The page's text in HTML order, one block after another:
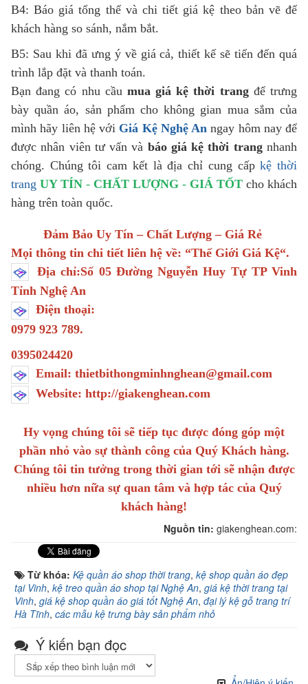
B4: Báo giá tổng thể và chi tiết giá kệ theo bản vẽ để
khách hàng so sánh, nắm bắt.
B5: Sau khi đã ưng ý về giá cả, thiết kế sẽ tiến đến quá
trình lắp đặt và thanh toán.
Bạn đang có nhu cầu mua giá kệ thời trang để trưng
bày quần áo, sản phẩm cho không gian mua sắm của
mình hãy liên hệ với Giá Kệ Nghệ An ngay hôm nay để
được nhân viên tư vấn và báo giá kệ thời trangnhanh
chóng. Chúng tôi cam kết là địa chỉ cung cấpkệ thời
trang UY TÍN - CHẤT LƯỢNG - GIÁ TỐT cho khách
hàng trên toàn quốc.
Đảm Bảo Uy Tín – Chất Lượng – Giá Rẻ
Mọi thông tin chi tiết liên hệ về: “Thế Giới Giá Kệ“.
Địa chỉ:Số 05 Đường Nguyễn Huy Tự TP Vinh
Tỉnh Nghệ An
Điện thoại:
0979 923 789.
0395024420
Email: thietbithongminhnghean@gmail.com
Website: http://giakenghean.com
Hy vọng chúng tôi sẽ tiếp tục được đóng góp một
phần nhỏ vào sự thành công của Quý Khách hàng.
Chúng tôi tin tưởng trong thời gian tới sẽ nhận được
nhiều hơn nữa sự quan tâm và hợp tác của Quý
khách hàng!
Nguồn tin: giakenghean.com:
Từ khóa: Kệ quần áo shop thời trang, kệ shop quần áo đẹp
tại Vinh, kệ treo quần áo shop tại Nghệ An, giá kệ thời trang tại
Vinh, giá kệ shop quần áo giá tốt Nghệ An, đại lý kệ gỗ trang trí
Hà Tĩnh, các mẫu kệ trưng bày sản phẩm nhỏ
Ý kiến bạn đọc